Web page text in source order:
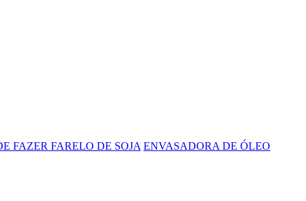
FAZER FARELO DE SOJA ENVASADORA DE ÓLEO